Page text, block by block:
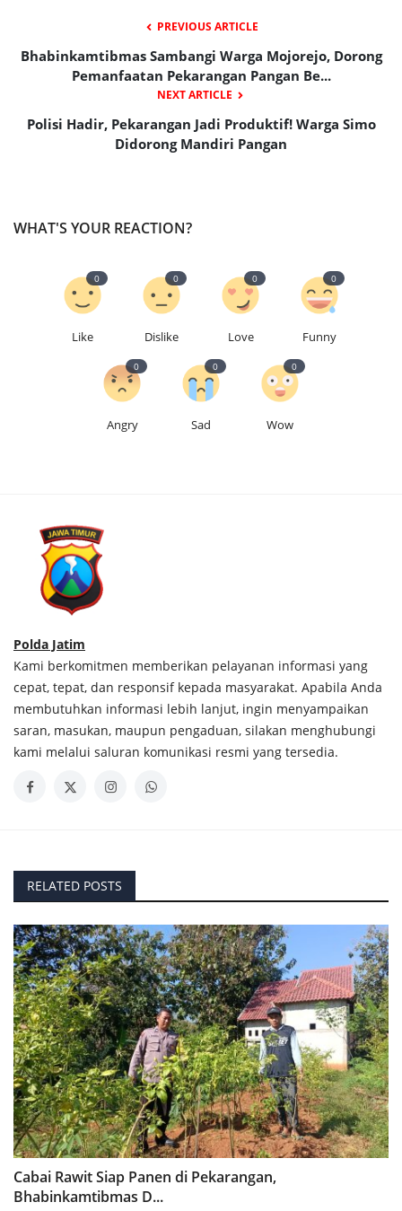
PREVIOUS ARTICLE
Bhabinkamtibmas Sambangi Warga Mojorejo, Dorong
Pemanfaatan Pekarangan Pangan Be...
NEXT ARTICLE
Polisi Hadir, Pekarangan Jadi Produktif! Warga Simo
Didorong Mandiri Pangan
WHAT'S YOUR REACTION?
Like
0
Dislike
0
Love
0
Funny
0
Angry
0
Sad
0
Wow
0
Polda Jatim
Kami berkomitmen memberikan pelayanan informasi yang
cepat, tepat, dan responsif kepada masyarakat. Apabila Anda
membutuhkan informasi lebih lanjut, ingin menyampaikan
saran, masukan, maupun pengaduan, silakan menghubungi
kami melalui saluran komunikasi resmi yang tersedia.
RELATED POSTS
Cabai Rawit Siap Panen di Pekarangan,
Bhabinkamtibmas D...